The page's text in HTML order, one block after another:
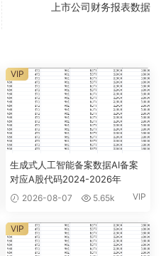
上市公司财务报表数据
生成式人工智能备案数据AI备案
对应A股代码2024-2026年
2026-08-07 5.65k VIP
VIP
VIP